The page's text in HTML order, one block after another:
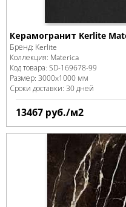
Керамогранит Kerlite
Бренд: Kerlite
Коллекция: Materica
Код товара: SD-169678-99
Размер: 3000x1000 мм
Сроки доставки: 30 дней
13467 руб./м2